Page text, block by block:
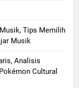
Tips Memilih
Musik
Analisis
Cultural